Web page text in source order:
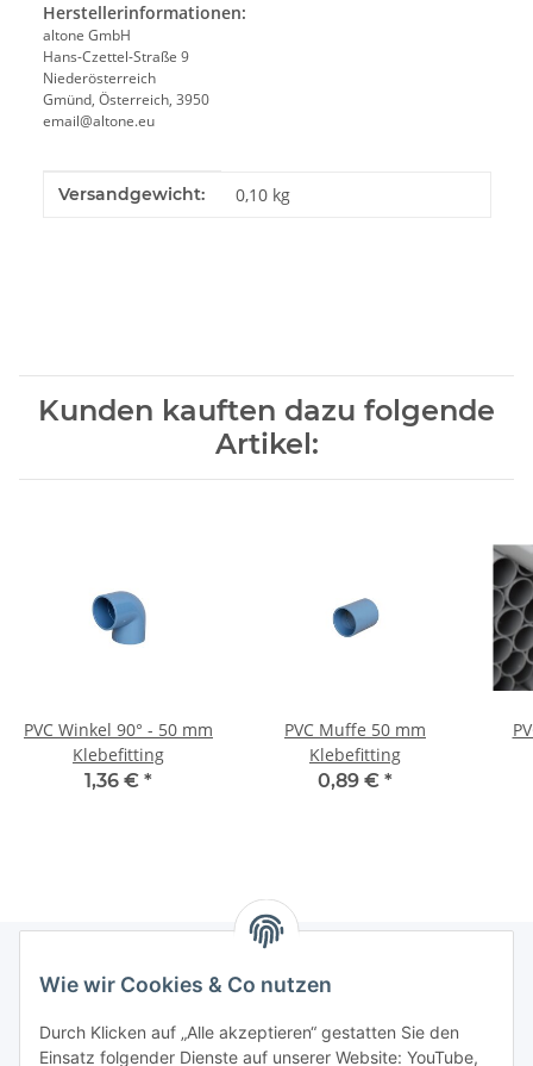
Wie wir Cookies & Co nutzen
Durch Klicken auf „Alle akzeptieren“ gestatten Sie den
Einsatz folgender Dienste auf unserer Website: YouTube,
Herstellerinformationen:
altone GmbH
Hans-Czettel-Straße 9
Niederösterreich
Gmünd, Österreich, 3950
email@altone.eu
Produkteigenschaft
Wert
Versandgewicht: 0,10 kg
Kunden kauften dazu folgende
Artikel:
PVC Winkel 90° - 50 mm
Klebefitting
1,36 € *
PVC Muffe 50 mm
Klebefitting
0,89 € *